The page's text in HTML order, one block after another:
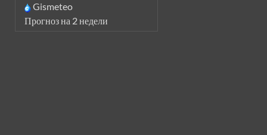
Gismeteo
Прогноз на 2 недели